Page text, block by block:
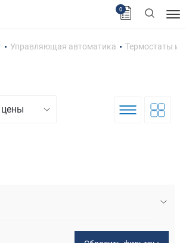
0
Управляющая автоматика Термостаты и